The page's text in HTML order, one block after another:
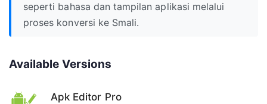
seperti bahasa dan tampilan aplikasi melalui
proses konversi ke Smali.
Available Versions
Apk Editor Pro